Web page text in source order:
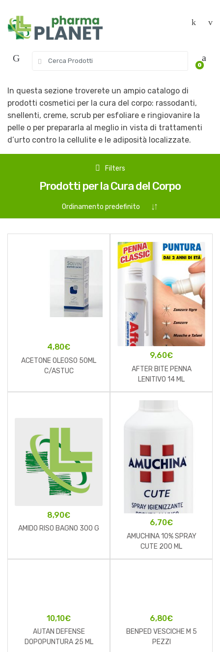
h
f
o
r
0
In questa sezione troverete un ampio catalogo di
prodotti cosmetici per la cura del corpo: rassodanti,
snellenti, creme, scrub per esfoliare e ringiovanire la
pelle o per prepararla al meglio in vista di trattamenti
d’urto contro la cellulite e le adiposità localizzate.
Filters
Prodotti per la Cura del Corpo
4,80€
ACETONE OLEOSO 50ML
C/ASTUC
9,60€
AFTER BITE PENNA
LENITIVO 14 ML
8,90€
AMIDO RISO BAGNO 300 G
6,70€
AMUCHINA 10% SPRAY
CUTE 200 ML
10,10€
AUTAN DEFENSE
DOPOPUNTURA 25 ML
6,80€
BENPED VESCICHE M 5
PEZZI